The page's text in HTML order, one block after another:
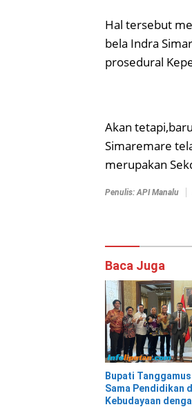
Hal tersebut
bela Indra
prosedural
Akan
Simaremare
merupakan
Penulis: API Manalu
Baca Juga
Bupati
Sama Pendidikan
Kebudayaan